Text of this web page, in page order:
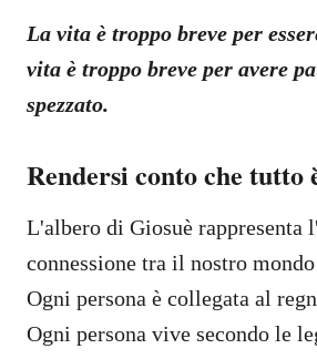
La vita è troppo breve per
vita è troppo breve per avere
spezzato.
Rendersi conto che tutto
L'albero di Giosuè rappresenta
connessione tra il nostro
Ogni persona è collegata al
Ogni persona vive secondo le